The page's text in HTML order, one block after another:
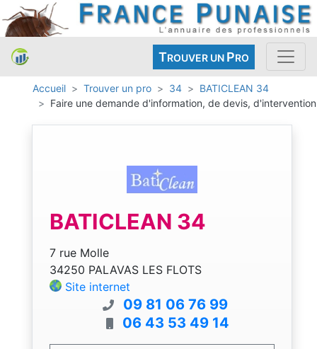
TROUVER UN PRO
Accueil Trouver un pro 34
BATICLEAN 34
Faire une demande d'information, de devis, d'intervention
BATICLEAN 34
7 rue Molle
34250 PALAVAS LES FLOTS
Site internet
09 81 06 76 99
06 43 53 49 14